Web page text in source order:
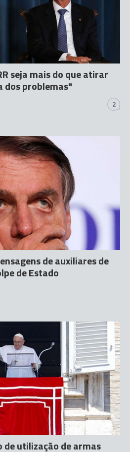
seja mais do que atirar
dos problemas"
2
de auxiliares de
de Estado
de utilização de armas